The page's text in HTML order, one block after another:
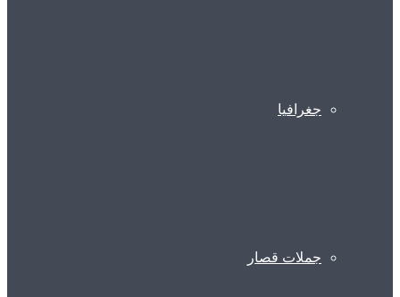
جغرافیا
جملات قصار